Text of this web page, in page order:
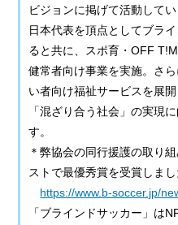
ビジョンに掲げて活動してい
日本代表を頂点としてブラ
ると共に、スポ育・OFF
健常者向け事業を実施。さ
い者向け福祉サービスを展開
「混ざり合う社会」の実現
す。
＊弊協会の同行援護の取り
ストで最優秀賞を受賞しまし
https://www.b-soccer.jp/
「ブラインドサッカー」は